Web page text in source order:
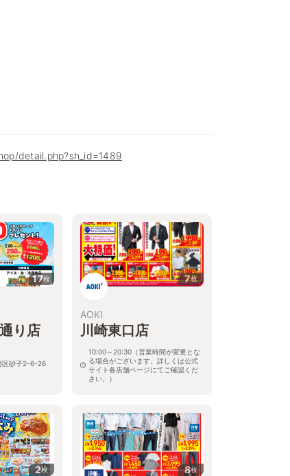
detail.php?sh_id=1489
17枚
り店
区砂子2-6-26
7枚
AOKI
川崎東口店
10:00～20:30（営業時間が変更とな
る場合がございます。詳しくは公式
サイト各店舗ページにてご確認くだ
さい。）
2枚 8枚